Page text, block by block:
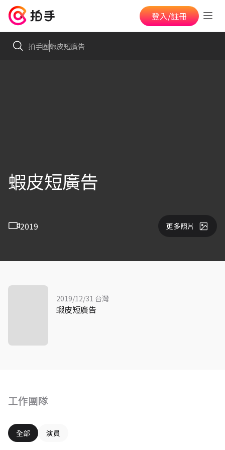
登入/註冊
拍手圈蝦皮短廣告
蝦皮短廣告
2019 更多照片
工作團隊
全部 演員
2019/12/31 台灣
蝦皮短廣告